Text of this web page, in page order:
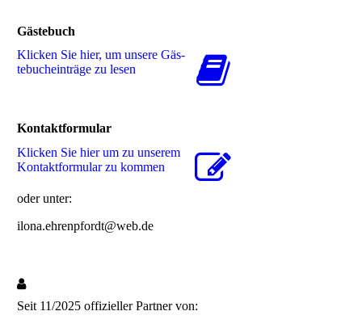
Gästebuch
Klicken Sie hier, um unsere Gäs­
te­buch­ein­trä­ge zu lesen
Kontaktformular
Klicken Sie hier um zu unserem
Kon­takt­for­mu­lar zu kommen
oder unter:
ilona.ehrenpfordt@web.de
Seit 11/2025 offizieller Partner von: